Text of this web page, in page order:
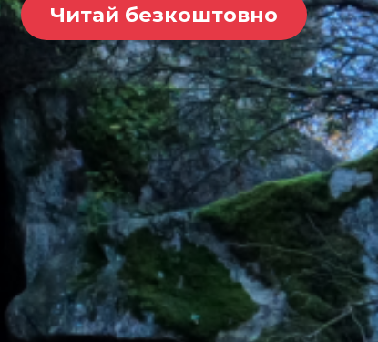
Читай безкоштовно